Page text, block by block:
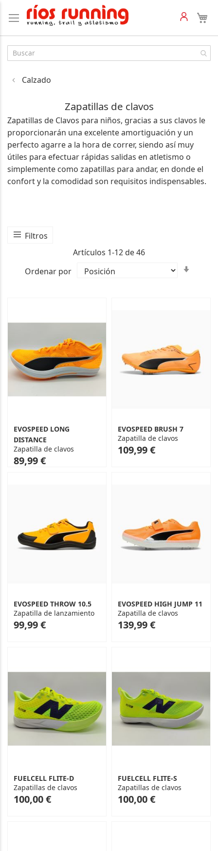
Calzado
Zapatillas de clavos
Zapatillas de Clavos para niños, gracias a sus clavos le
proporcionarán una excelente amortiguación y un
perfecto agarre a la hora de correr, siendo así muy
útiles para efectuar rápidas salidas en atletismo o
simplemente como zapatillas para andar, en donde el
confort y la comodidad son requisitos indispensables.
Artículos 1-12 de46
Ordenar por
EVOSPEED LONG
DISTANCE
Zapatilla de clavos
As
low
89,99 €
EVOSPEED BRUSH 7
Zapatilla de clavos
As
low
109,99 €
EVOSPEED THROW 10.5
Zapatilla de lanzamiento
As
low
99,99 €
EVOSPEED HIGH JUMP 11
Zapatilla de clavos
As
low
139,99 €
FUELCELL FLITE-D
Zapatillas de clavos
As
low
100,00 €
FUELCELL FLITE-S
Zapatillas de clavos
As
low
100,00 €
Filtros